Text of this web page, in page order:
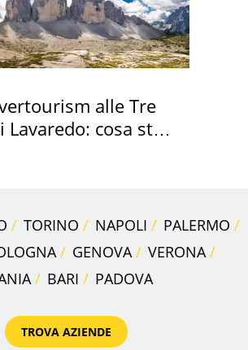
alle Tre
Lavaredo: cosa sta
TORINO NAPOLI
PALERMO
GENOVA
VERONA
BARI PADOVA
TROVA AZIENDE